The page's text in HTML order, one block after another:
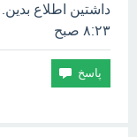
۸:۲۳ صبح